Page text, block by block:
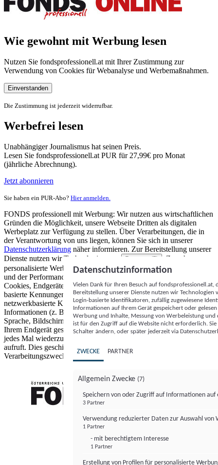
Wie gewohnt mit Werbung lesen
Nutzen Sie fondsprofessionell.at mit Ihrer Zustimmung zur
Verwendung von Cookies für Webanalyse und Werbemaßnahmen.
Einverstanden
Die Zustimmung ist jederzeit widerrufbar.
Werbefrei lesen
Unabhängiger Journalismus hat seinen Preis.
Lesen Sie fondsprofessionell.at PUR für 27,99€ pro Monat
(jährliche Abrechnung).
Jetzt abonnieren
Sie haben ein PUR-Abo? Hier anmelden.
FONDS professionell mit Werbung: Wir nutzen aus wirtschaftlichen
Gründen die Möglichkeit, unsere Webseite Dritten als digitalen
Werbeplatz zur Verfügung zu stellen. Über Verarbeitungen, die in
der Verantwortung von uns liegen, können Sie sich in unserer
Datenschutzerklärung näher informieren. Zur Bereitstellung unserer
Dienste nutzen wir Technologien von
Partnern (5)
. Zwecke:
personalisierte Werbung und Inhalte, Messung von Werbeleistung
und der Performance von Inhalten sowie Zielgruppenforschung.
Cookies, Endgeräte- oder ähnliche Online-Kennungen (z. B. login-
basierte Kennungen, zufällig generierte Kennungen,
netzwerkbasierte Kennungen) können zusammen mit anderen
Informationen (z. B. Browsertyp und Browserinformationen,
Sprache, Bildschirmgröße, unterstützte Technologien usw.) auf
Ihrem Endgerät gespeichert oder von dort ausgelesen werden, um es
jedes Mal wiederzuerkennen, wenn es eine App oder einer Webseite
aufruft. Dies geschieht für einen oder mehrere der hier aufgeführten
Verarbeitungszwecke.
Datenschutzinformation
Vielen Dank für Ihren Besuch auf
Bereitstellung unserer Dienste nutzen wir Technologien
Login-basierte Identifikatoren, zufällig zugewiesene
Informationen auf Ihrem Gerät gespeichert oder
Werbung und Inhalte, Messung von Werbeleistung
ist für den Zugriff auf die Website nicht erforderlich.
Schalter ändern, oder später jederzeit via
ZWECKE PARTNER
Allgemein Zwecke (7)
Speichern von oder Zugriff auf Informationen auf
3 Partner
Verwendung reduzierter Daten zur Auswahl von
1 Partner
- mit berechtigtem Interesse
1 Partner
Erstellung von Profilen für personalisierte
FONDS professionell